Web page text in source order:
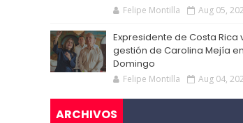
Felipe Montilla Aug 05,
Expresidente de Costa Rica
gestión de Carolina Mejía
Domingo
Felipe Montilla Aug 04,
ARCHIVOS